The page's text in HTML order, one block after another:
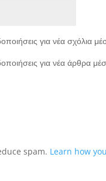
για νέα σχόλια
για νέα άρθρα
spam. Learn how